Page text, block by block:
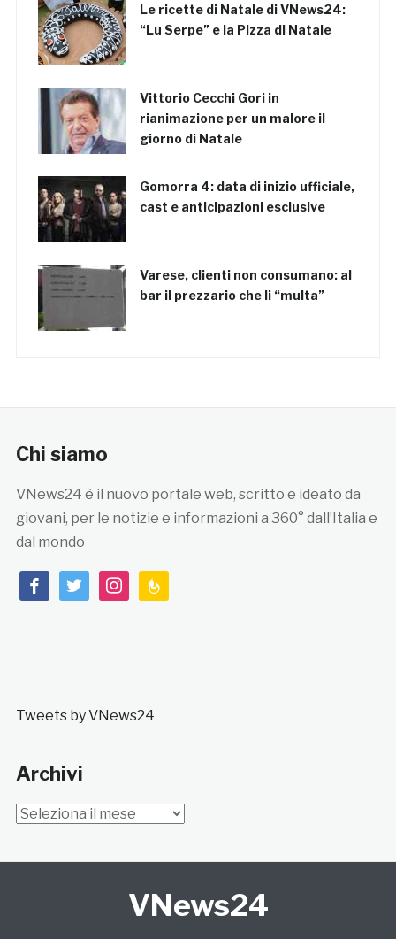
Le ricette di Natale di VNews24:
“Lu Serpe” e la Pizza di Natale
Vittorio Cecchi Gori in
rianimazione per un malore il
giorno di Natale
Gomorra 4: data di inizio ufficiale,
cast e anticipazioni esclusive
Varese, clienti non consumano: al
bar il prezzario che li “multa”
Chi siamo
VNews24 è il nuovo portale web, scritto e ideato da
giovani, per le notizie e informazioni a 360° dall’Italia e
dal mondo
facebooktwitterinstagramfeedburner
Tweets by VNews24
Archivi
Archivi
VNews24